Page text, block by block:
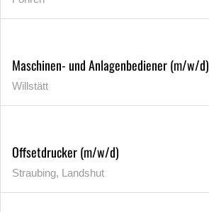
Maschinen- und Anlagenbediener (m/w/d)
Willstätt
Offsetdrucker (m/w/d)
Straubing, Landshut